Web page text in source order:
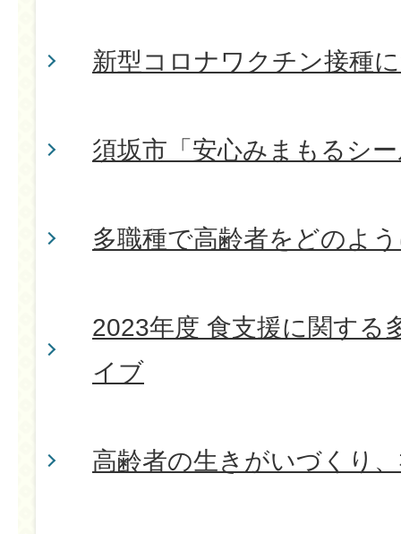
新型コロナワクチン接種
須坂市「安心みまもるシ
多職種で高齢者をどのよ
2023年度 食支援に関する
イブ
高齢者の生きがいづくり